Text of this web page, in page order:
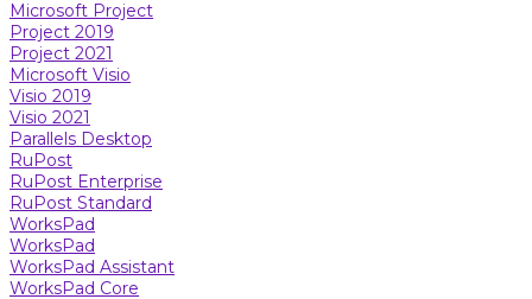
Microsoft Project
Project 2019
Project 2021
Microsoft Visio
Visio 2019
Visio 2021
Parallels Desktop
RuPost
RuPost Enterprise
RuPost Standard
WorksPad
WorksPad
WorksPad Assistant
WorksPad Core